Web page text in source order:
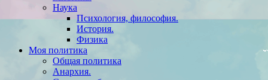
Наука
Психология, философия.
История.
Физика
Моя политика
Общая политика
Анархия.